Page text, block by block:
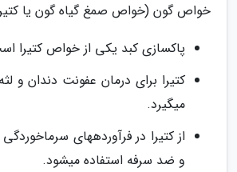
خواص گون (خواص صمغ گیاه گون یا
پاکسازی کبد یکی از خواص کتیرا
کتیرا برای درمان عفونت دندان و
میگیرد.
از کتیرا در فرآوردههای
و ضد سرفه استفاده میشود.